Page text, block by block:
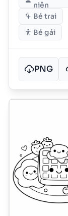
niên
Bé trai
Bé gái
PNG